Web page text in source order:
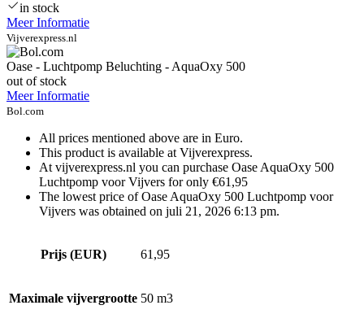
in stock
Meer Informatie
Vijverexpress.nl
Oase - Luchtpomp Beluchting - AquaOxy 500
out of stock
Meer Informatie
Bol.com
All prices mentioned above are in Euro.
This product is available at Vijverexpress.
At vijverexpress.nl you can purchase Oase AquaOxy 500
Luchtpomp voor Vijvers for only €61,95
The lowest price of Oase AquaOxy 500 Luchtpomp voor
Vijvers was obtained on juli 21, 2026 6:13 pm.
Prijs (EUR) 61,95
Maximale vijvergrootte 50 m3